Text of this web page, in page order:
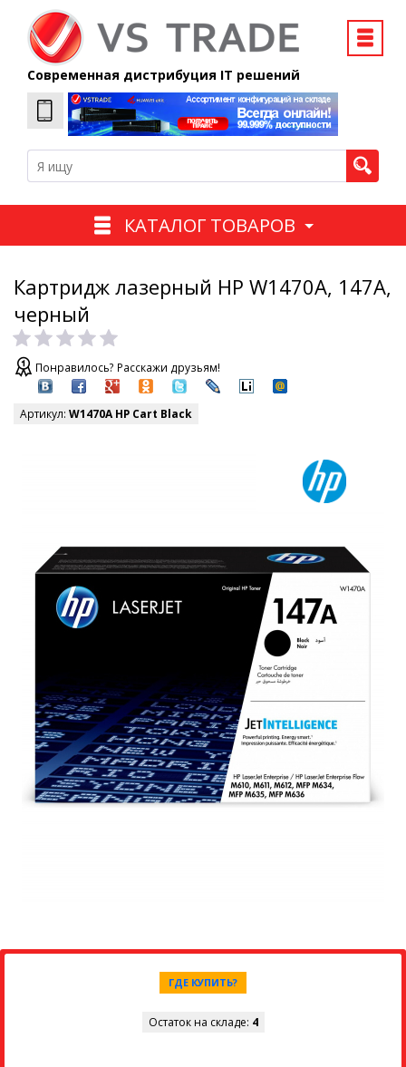
Современная дистрибуция IT решений
КАТАЛОГ ТОВАРОВ
Картридж лазерный HP W1470A, 147A,
черный
Понравилось? Расскажи друзьям!
Артикул: W1470A HP Cart Black
ГДЕ КУПИТЬ?
Остаток на складе: 4